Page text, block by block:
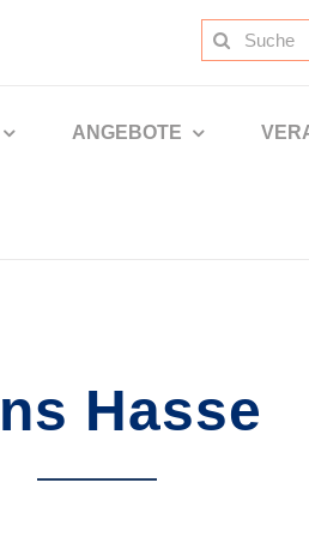
Suche
ANGEBOTE
Hasse